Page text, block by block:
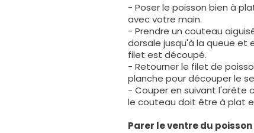
- Poser le poisson bien à
avec votre main.
- Prendre un couteau
dorsale jusqu'à la queue et
filet est découpé.
- Retourner le filet de
planche pour découper le
- Couper en suivant l'arête
le couteau doit être à plat
Parer le ventre du poisson